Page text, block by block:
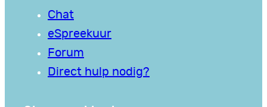
Chat
eSpreekuur
Forum
Direct hulp nodig?